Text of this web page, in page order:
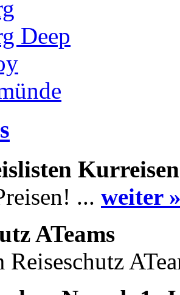
Deep
Kurreisen
... weiter
ATeams